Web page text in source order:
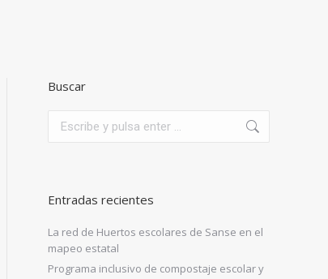
Buscar
Entradas recientes
La red de Huertos escolares de Sanse en el
mapeo estatal
Programa inclusivo de compostaje escolar y